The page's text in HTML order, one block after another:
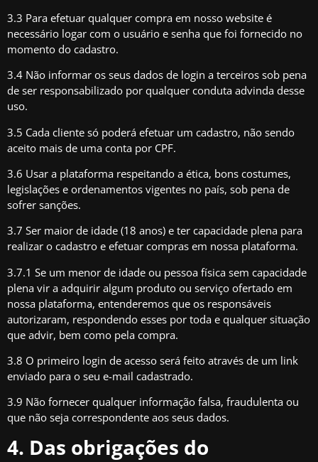
3.3 Para efetuar qualquer compra em nosso website é
necessário logar com o usuário e senha que foi fornecido no
momento do cadastro.
3.4 Não informar os seus dados de login a terceiros sob pena
de ser responsabilizado por qualquer conduta advinda desse
uso.
3.5 Cada cliente só poderá efetuar um cadastro, não sendo
aceito mais de uma conta por CPF.
3.6 Usar a plataforma respeitando a ética, bons costumes,
legislações e ordenamentos vigentes no país, sob pena de
sofrer sanções.
3.7 Ser maior de idade (18 anos) e ter capacidade plena para
realizar o cadastro e efetuar compras em nossa plataforma.
3.7.1 Se um menor de idade ou pessoa física sem capacidade
plena vir a adquirir algum produto ou serviço ofertado em
nossa plataforma, entenderemos que os responsáveis
autorizaram, respondendo esses por toda e qualquer situação
que advir, bem como pela compra.
3.8 O primeiro login de acesso será feito através de um link
enviado para o seu e-mail cadastrado.
3.9 Não fornecer qualquer informação falsa, fraudulenta ou
que não seja correspondente aos seus dados.
4. Das obrigações do